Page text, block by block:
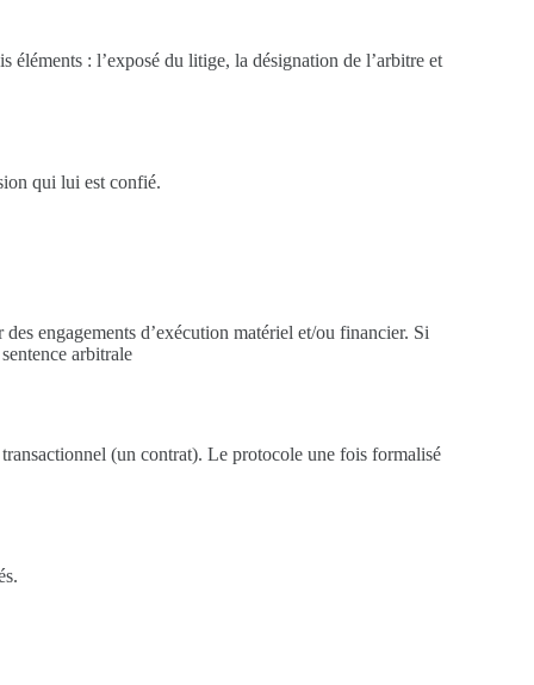
éléments : l’exposé du litige, la désignation de l’arbitre et
qui lui est confié.
engagements d’exécution matériel et/ou financier. Si
arbitrale
(un contrat). Le protocole une fois formalisé